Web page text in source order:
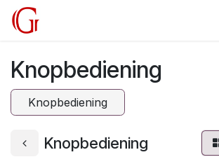
Overslaan naar inhoud
Knopbediening
Knopbediening
Knopbediening